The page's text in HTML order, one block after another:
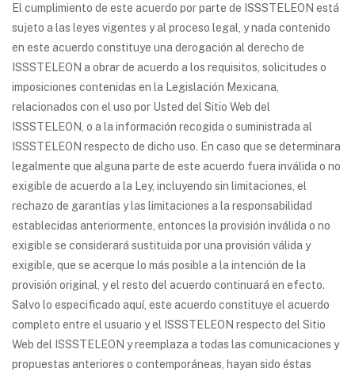
El cumplimiento de este acuerdo por parte de ISSSTELEON está
sujeto a las leyes vigentes y al proceso legal, y nada contenido
en este acuerdo constituye una derogación al derecho de
ISSSTELEON a obrar de acuerdo a los requisitos, solicitudes o
imposiciones contenidas en la Legislación Mexicana,
relacionados con el uso por Usted del Sitio Web del
ISSSTELEON, o a la información recogida o suministrada al
ISSSTELEON respecto de dicho uso. En caso que se determinara
legalmente que alguna parte de este acuerdo fuera inválida o no
exigible de acuerdo a la Ley, incluyendo sin limitaciones, el
rechazo de garantías y las limitaciones a la responsabilidad
establecidas anteriormente, entonces la provisión inválida o no
exigible se considerará sustituida por una provisión válida y
exigible, que se acerque lo más posible a la intención de la
provisión original, y el resto del acuerdo continuará en efecto.
Salvo lo especificado aquí, este acuerdo constituye el acuerdo
completo entre el usuario y el ISSSTELEON respecto del Sitio
Web del ISSSTELEON y reemplaza a todas las comunicaciones y
propuestas anteriores o contemporáneas, hayan sido éstas